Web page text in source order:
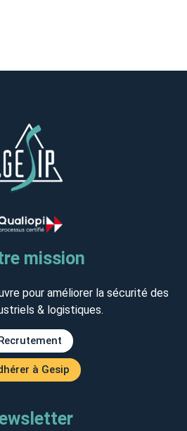
mission
pour améliorer la sécurité des
& logistiques.
à Gesip